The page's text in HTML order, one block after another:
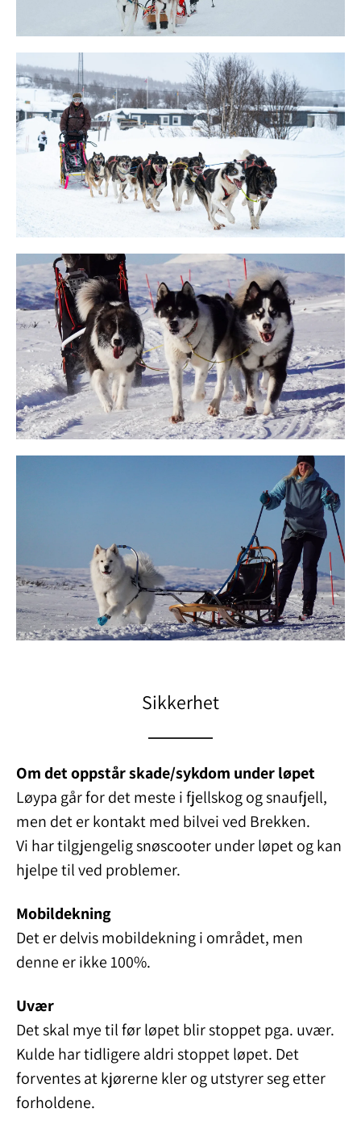
Sikkerhet
Om det oppstår skade/sykdom under løpet
Løypa går for det meste i fjellskog og snaufjell,
men det er kontakt med bilvei ved Brekken.
Vi har tilgjengelig snøscooter under løpet og kan
hjelpe til ved problemer.
Mobildekning
Det er delvis mobildekning i området, men
denne er ikke 100%.
Uvær
Det skal mye til før løpet blir stoppet pga. uvær.
Kulde har tidligere aldri stoppet løpet. Det
forventes at kjørerne kler og utstyrer seg etter
forholdene.